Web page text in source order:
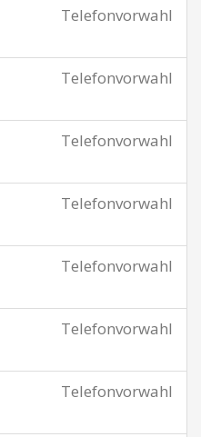
Telefonvorwahl
Telefonvorwahl
Telefonvorwahl
Telefonvorwahl
Telefonvorwahl
Telefonvorwahl
Telefonvorwahl